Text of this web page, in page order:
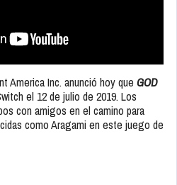
America Inc. anunció hoy que GOD
el 12 de julio de 2019. Los
con amigos en el camino para
como Aragami en este juego de